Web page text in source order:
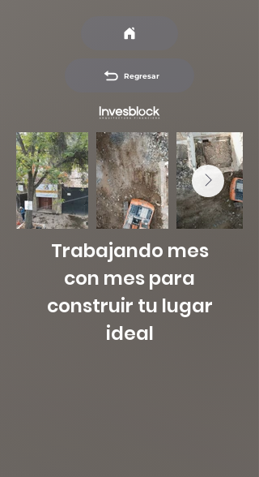
Regresar
Trabajando mes
con mes para
construir tu lugar
ideal